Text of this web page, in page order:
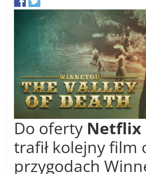
Do oferty Netflix
trafił kolejny film
przygodach